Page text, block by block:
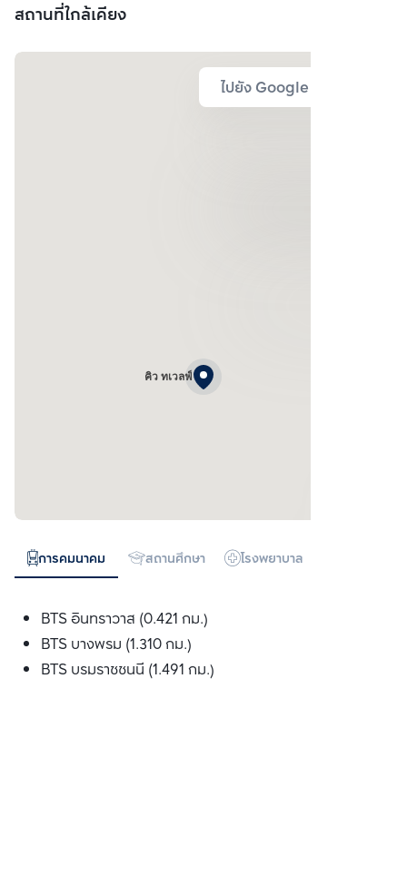
สถานที่ใกล้เคียง
ไปยัง Google Map
คิว ทเวลฟ์
การคมนาคม สถานศึกษา โรงพยาบาล
BTS อินทราวาส (0.421 กม.)
BTS บางพรม (1.310 กม.)
BTS บรมราชชนนี (1.491 กม.)